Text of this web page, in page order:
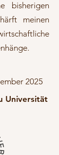
bisherigen
meinen
2025
Universität